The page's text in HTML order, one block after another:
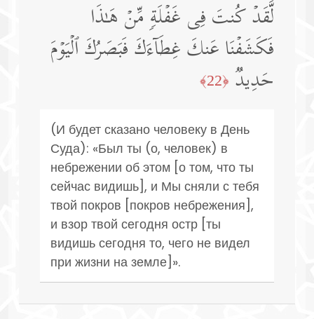
لَّقَدۡ كُنتَ فِی غَفۡلَةࣲ مِّنۡ هَـٰذَا
فَكَشَفۡنَا عَنكَ غِطَاۤءَكَ فَبَصَرُكَ ٱلۡیَوۡمَ
حَدِیدࣱ ﴿22﴾
(И будет сказано человеку в День
Суда): «Был ты (о, человек) в
небрежении об этом [о том, что ты
сейчас видишь], и Мы сняли с тебя
твой покров [покров небрежения],
и взор твой сегодня остр [ты
видишь сегодня то, чего не видел
при жизни на земле]».